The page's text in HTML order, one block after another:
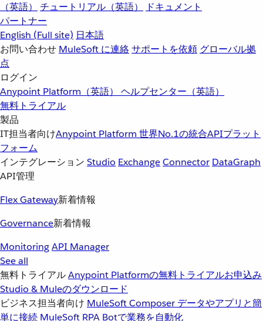
（英語）
チュートリアル（英語）
ドキュメント
パートナー
English (Full site) 日本語
お問い合わせ MuleSoft に連絡サポートを依頼 グローバル拠
点
ログイン
Anypoint Platform（英語） ヘルプセンター（英語）
無料トライアル
製品
IT担当者向けAnypoint Platform 世界No.1の統合APIプラット
フォーム
インテグレーション Studio ExchangeConnector DataGraph
API管理
Flex Gateway新着情報
Governance新着情報
MonitoringAPI Manager
See all
無料トライアルAnypoint Platformの無料トライアルお申込み
Studio & Muleのダウンロード
ビジネス担当者向け MuleSoft Composer データやアプリと簡
単に接続 MuleSoft RPA Botで業務を自動化